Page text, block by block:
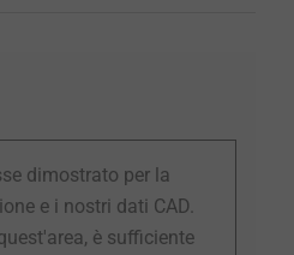
dimostrato per la
e i nostri dati CAD.
è sufficiente